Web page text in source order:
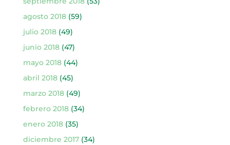
agosto 2018(59)
julio 2018(49)
junio 2018(47)
mayo 2018(44)
abril 2018(45)
marzo 2018(49)
febrero 2018(34)
enero 2018(35)
diciembre 2017(34)